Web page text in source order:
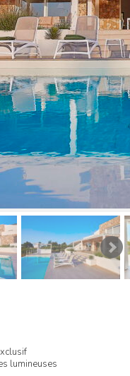
lumineuses